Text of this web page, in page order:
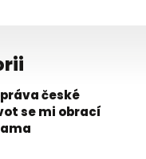
české
se mi obrací